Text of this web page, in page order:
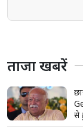
ताजा खबरें
से